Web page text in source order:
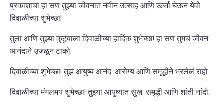
प्रकाशाचा हा सण तुझ्या जीवनात नवीन उत्साह आणि ऊर्जा घेऊन येवो.
दिवाळीच्या शुभेच्छा!
तुला आणि तुझ्या कुटुंबाला दिवाळीच्या हार्दिक शुभेच्छा! हा सण तुमचं जीवन
आनंदाने उजळून टाको.
दिवाळीच्या शुभेच्छा! तुझं आयुष्य आनंद, आरोग्य आणि समृद्धीने भरलेलं राहो.
दिवाळीच्या मंगलमय शुभेच्छा! तुझ्या आयुष्यात सुख, समृद्धी आणि शांती नांदो.